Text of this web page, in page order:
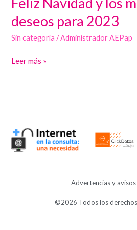
deseos para 2023
Sin categoría /Administrador AEPap
y
los
deseos
Leer más »
Advertencias y avisos
©2026 Todos los